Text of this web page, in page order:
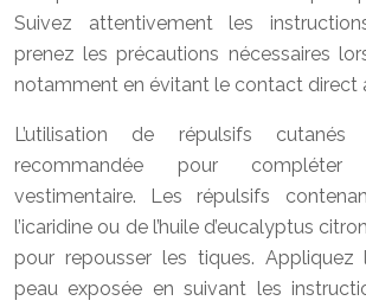
Suivez attentivement les
prenez les précautions nécessaires
notamment en évitant le contact direct
L’utilisation de répulsifs
recommandée pour
vestimentaire. Les répulsifs
l’icaridine ou de l’huile d’eucalyptus
pour repousser les tiques.
peau exposée en suivant les